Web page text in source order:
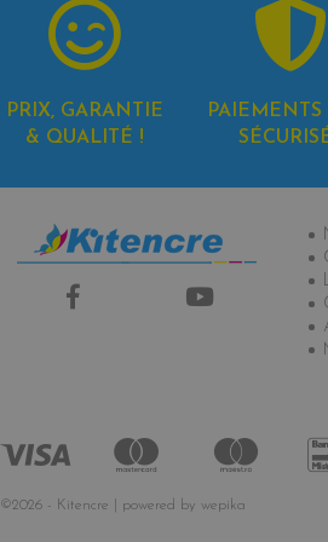
PRIX, GARANTIE
& QUALITÉ !
PAIEMENTS
©2026 - Kitencre | powered by wepika